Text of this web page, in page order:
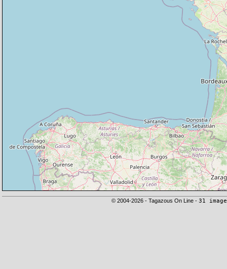
© 2004-2026 - Tagazous On Line - 31